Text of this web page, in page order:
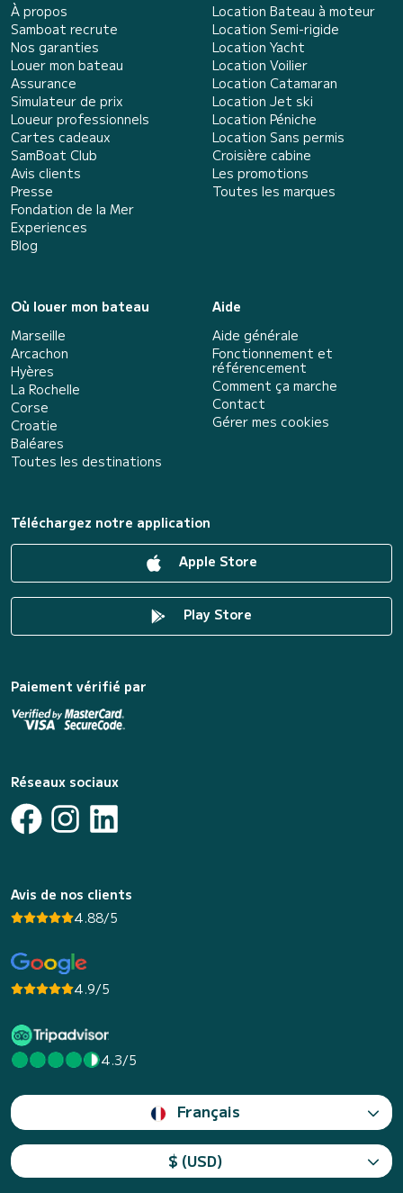
À propos
Samboat recrute
Nos garanties
Louer mon bateau
Assurance
Simulateur de prix
Loueur professionnels
Cartes cadeaux
SamBoat Club
Avis clients
Presse
Fondation de la Mer
Experiences
Blog
Location Bateau à moteur
Location Semi-rigide
Location Yacht
Location Voilier
Location Catamaran
Location Jet ski
Location Péniche
Location Sans permis
Croisière cabine
Les promotions
Toutes les marques
Où louer mon bateau
Marseille
Arcachon
Hyères
La Rochelle
Corse
Croatie
Baléares
Toutes les destinations
Aide
Aide générale
Fonctionnement et
référencement
Comment ça marche
Contact
Gérer mes cookies
Téléchargez notre application
Apple Store
Play Store
Paiement vérifié par
Réseaux sociaux
Avis de nos clients
4.88/5
4.9/5
4.3/5
Français
$ (USD)